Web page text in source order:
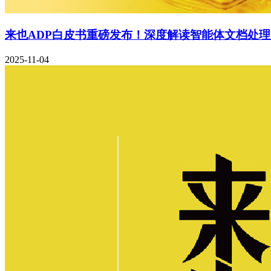
来也ADP白皮书重磅发布！深度解读智能体文档处
2025-11-04